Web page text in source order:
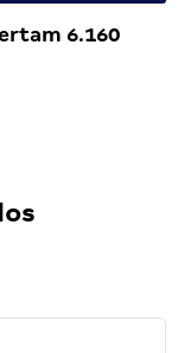
6.160